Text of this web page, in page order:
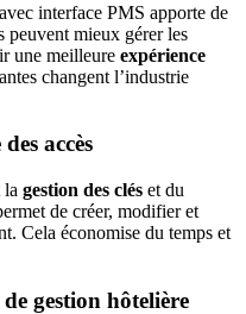
interface PMS apporte de
peuvent mieux gérer les
une meilleure expérience
changent l’industrie
accès
la gestion des clés et du
de créer, modifier et
Cela économise du temps et
gestion hôtelière